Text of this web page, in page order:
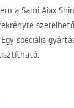
a Sami Aiax
speciális